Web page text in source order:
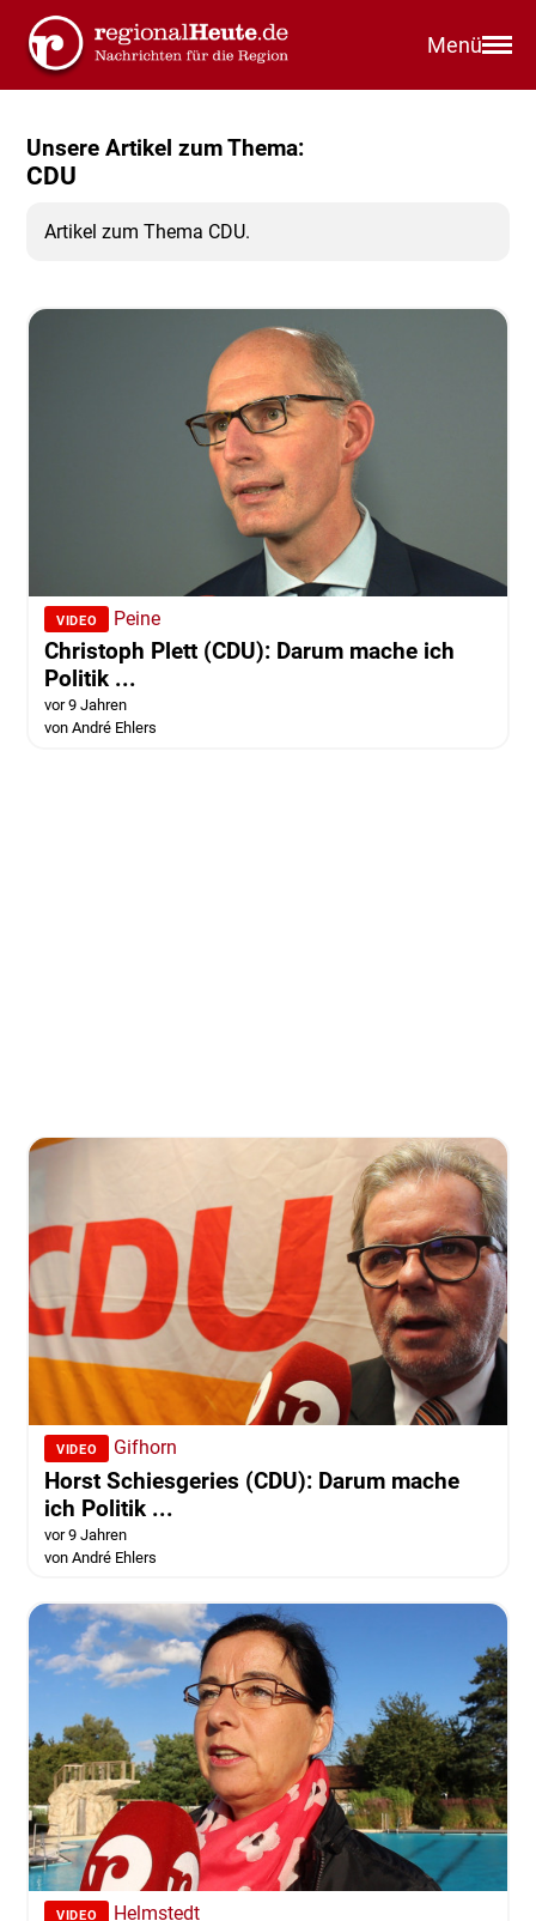
Menü
Unsere Artikel zum Thema:
CDU
Artikel zum Thema CDU.
VIDEO Peine
Christoph Plett (CDU): Darum mache ich
Politik ...
vor 9 Jahren
von André Ehlers
VIDEO Gifhorn
Horst Schiesgeries (CDU): Darum mache
ich Politik ...
vor 9 Jahren
von André Ehlers
VIDEO Helmstedt